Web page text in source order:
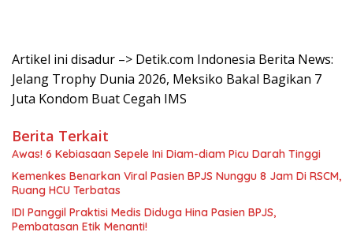
Artikel ini disadur –> Detik.com Indonesia Berita News:
Jelang Trophy Dunia 2026, Meksiko Bakal Bagikan 7
Juta Kondom Buat Cegah IMS
Berita Terkait
Awas! 6 Kebiasaan Sepele Ini Diam-diam Picu Darah Tinggi
Kemenkes Benarkan Viral Pasien BPJS Nunggu 8 Jam Di RSCM,
Ruang HCU Terbatas
IDI Panggil Praktisi Medis Diduga Hina Pasien BPJS,
Pembatasan Etik Menanti!